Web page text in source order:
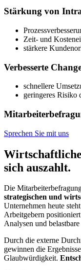
Stärkung von
Zeit- und
stärkere
Verbesserte
schnellere
geringeres Risiko
Sprechen Sie mit uns
sich auszahlt.
Die
strategischen und
Unternehmen heute
Arbeitgebern
Analysen und
Durch die externe
gewinnen die
Glaubwürdigkeit.